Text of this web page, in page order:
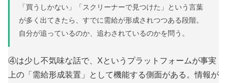
「買うしかない」「スクリーナーで見つけた」という言葉
が多く出てきたら、すでに需給が形成されつつある段階。
自分が追っているのか、追わされているのかを問う。
④は少し不気味な話で、Xというプラットフォームが事実
上の「需給形成装置」として機能する側面がある。情報が